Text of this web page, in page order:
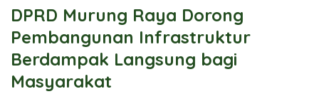
DPRD Murung Raya Dorong
Pembangunan Infrastruktur
Berdampak Langsung bagi
Masyarakat